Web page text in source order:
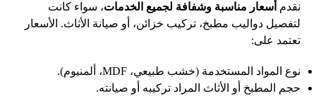
نقدم أسعار مناسبة وشفافة لجميع الخدمات، سواء كانت
لتفصيل دواليب مطبخ، تركيب خزائن، أو صيانة الأثاث. الأسعار
تعتمد على:
نوع المواد المستخدمة (خشب طبيعي، MDF، ألمنيوم).
حجم المطبخ أو الأثاث المراد تركيبه أو صيانته.